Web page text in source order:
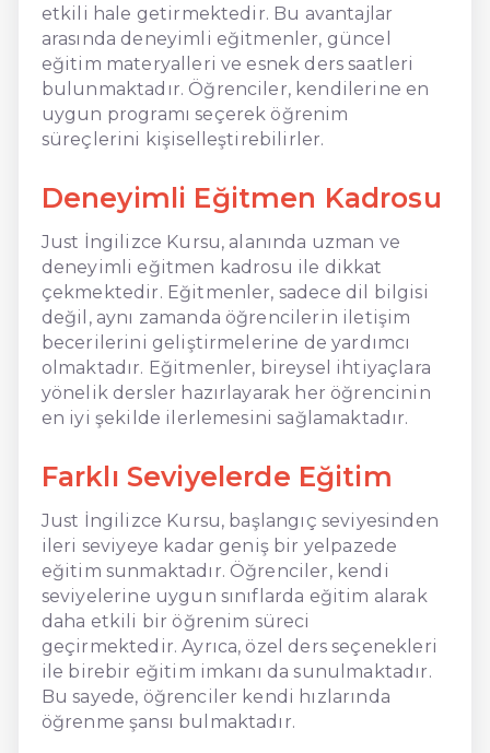
etkili hale getirmektedir. Bu avantajlar
arasında deneyimli eğitmenler, güncel
eğitim materyalleri ve esnek ders saatleri
bulunmaktadır. Öğrenciler, kendilerine en
uygun programı seçerek öğrenim
süreçlerini kişiselleştirebilirler.
Deneyimli Eğitmen Kadrosu
Just İngilizce Kursu, alanında uzman ve
deneyimli eğitmen kadrosu ile dikkat
çekmektedir. Eğitmenler, sadece dil bilgisi
değil, aynı zamanda öğrencilerin iletişim
becerilerini geliştirmelerine de yardımcı
olmaktadır. Eğitmenler, bireysel ihtiyaçlara
yönelik dersler hazırlayarak her öğrencinin
en iyi şekilde ilerlemesini sağlamaktadır.
Farklı Seviyelerde Eğitim
Just İngilizce Kursu, başlangıç seviyesinden
ileri seviyeye kadar geniş bir yelpazede
eğitim sunmaktadır. Öğrenciler, kendi
seviyelerine uygun sınıflarda eğitim alarak
daha etkili bir öğrenim süreci
geçirmektedir. Ayrıca, özel ders seçenekleri
ile birebir eğitim imkanı da sunulmaktadır.
Bu sayede, öğrenciler kendi hızlarında
öğrenme şansı bulmaktadır.